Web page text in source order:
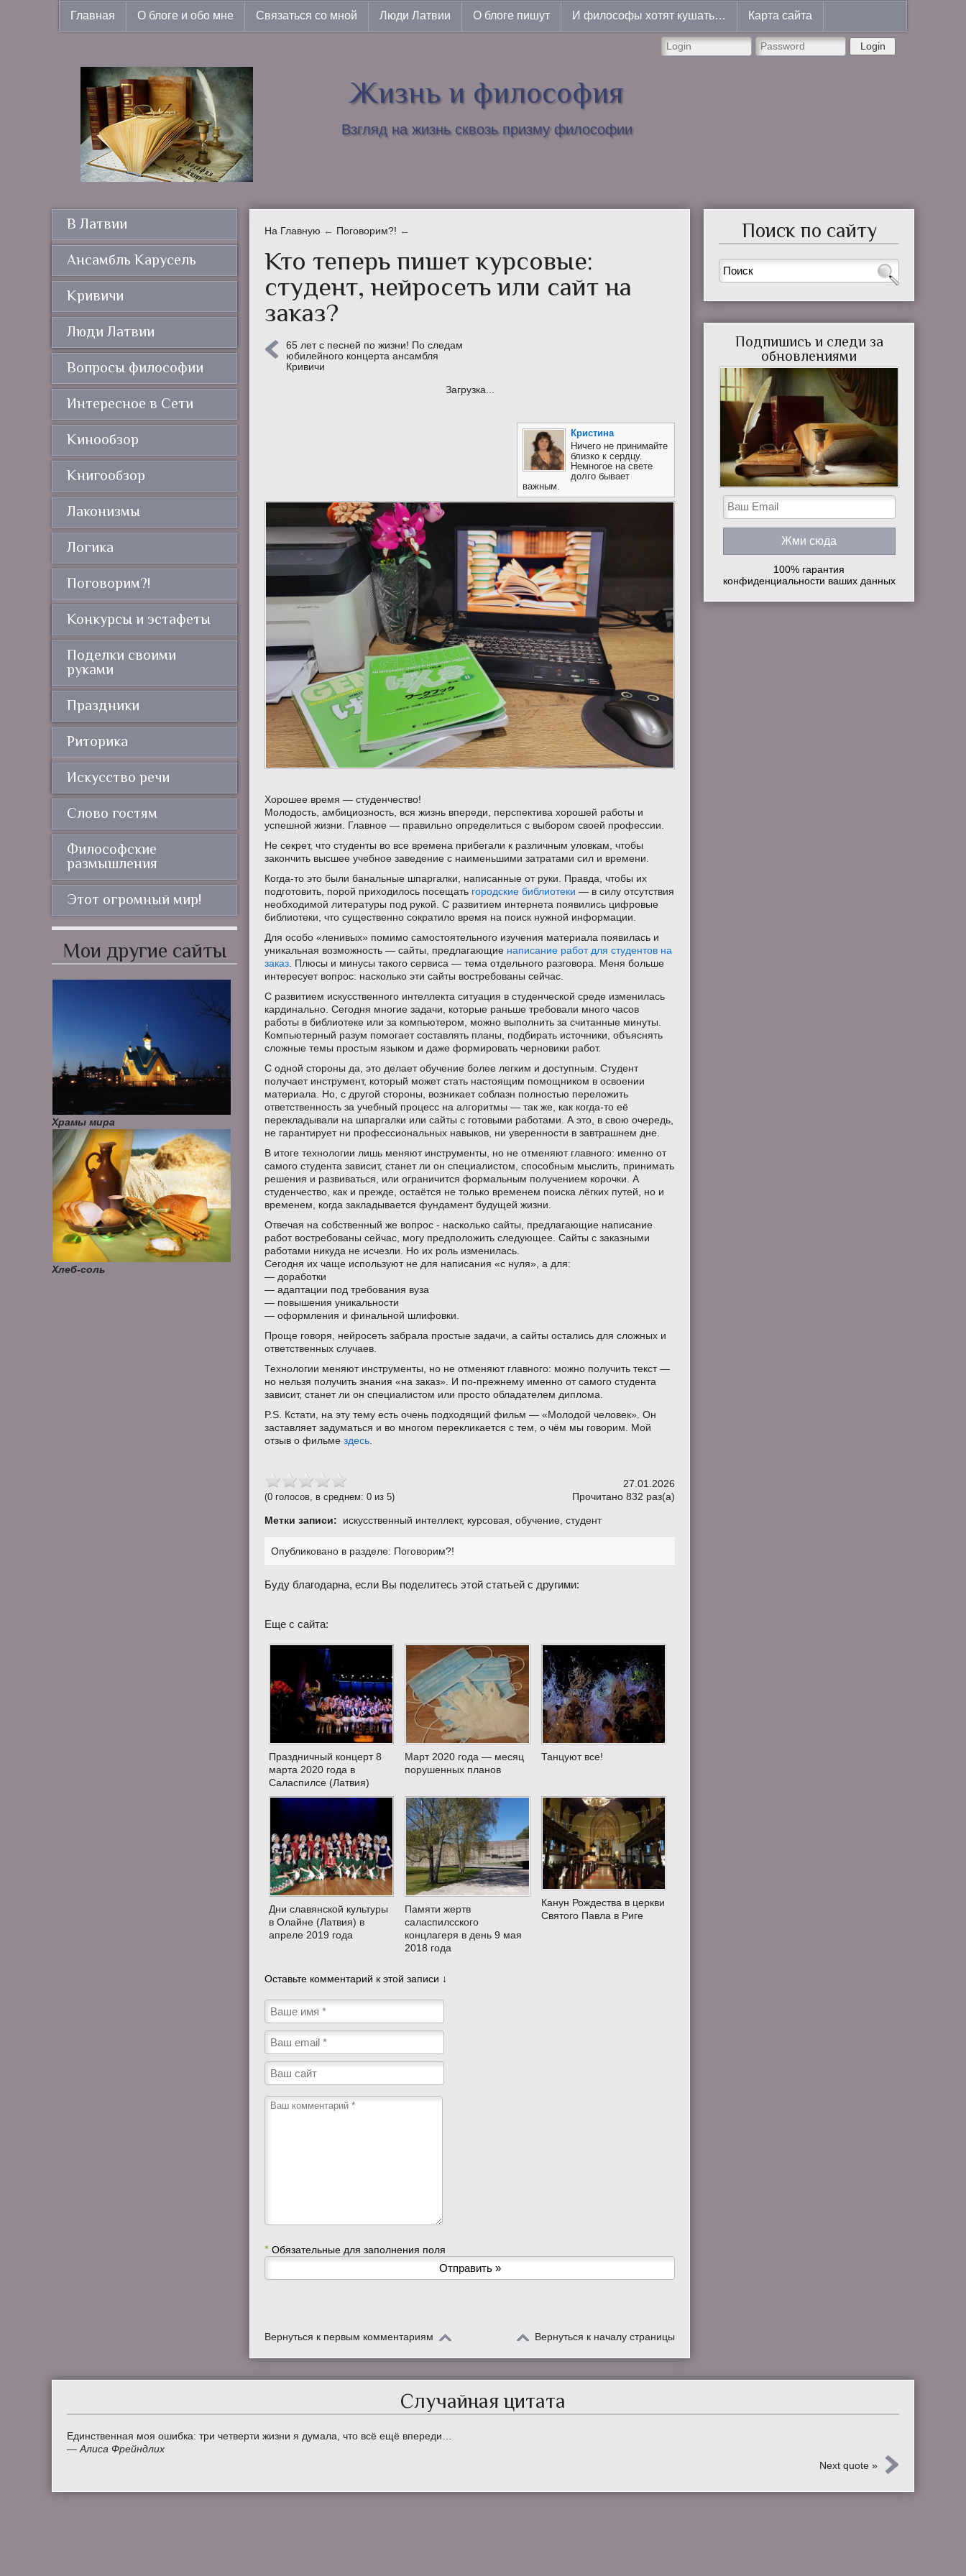
Главная О блоге и обо мне Связаться со мной Люди Латвии О блоге пишут И философы хотят кушать… Карта сайта
Login
Жизнь и философия
Взгляд на жизнь сквозь призму философии
На Главную ← Поговорим?! ←
Кто теперь пишет курсовые:
студент, нейросеть или сайт на
заказ?
65 лет с песней по жизни! По следам
юбилейного концерта ансамбля
Кривичи
Загрузка...
Кристина
Ничего не принимайте
близко к сердцу.
Немногое на свете
долго бывает
важным.
Хорошее время — студенчество!
Молодость, амбициозность, вся жизнь впереди, перспектива хорошей работы и
успешной жизни. Главное — правильно определиться с выбором своей профессии.
Не секрет, что студенты во все времена прибегали к различным уловкам, чтобы
закончить высшее учебное заведение с наименьшими затратами сил и времени.
Когда-то это были банальные шпаргалки, написанные от руки. Правда, чтобы их
подготовить, порой приходилось посещать городские библиотеки — в силу отсутствия
необходимой литературы под рукой. С развитием интернета появились цифровые
библиотеки, что существенно сократило время на поиск нужной информации.
Для особо «ленивых» помимо самостоятельного изучения материала появилась и
уникальная возможность — сайты, предлагающие написание работ для студентов на
заказ . Плюсы и минусы такого сервиса — тема отдельного разговора. Меня больше
интересует вопрос: насколько эти сайты востребованы сейчас.
С развитием искусственного интеллекта ситуация в студенческой среде изменилась
кардинально. Сегодня многие задачи, которые раньше требовали много часов
работы в библиотеке или за компьютером, можно выполнить за считанные минуты.
Компьютерный разум помогает составлять планы, подбирать источники, объяснять
сложные темы простым языком и даже формировать черновики работ.
С одной стороны да, это делает обучение более легким и доступным. Студент
получает инструмент, который может стать настоящим помощником в освоении
материала. Но, с другой стороны, возникает соблазн полностью переложить
ответственность за учебный процесс на алгоритмы — так же, как когда-то её
перекладывали на шпаргалки или сайты с готовыми работами. А это, в свою очередь,
не гарантирует ни профессиональных навыков, ни уверенности в завтрашнем дне.
В итоге технологии лишь меняют инструменты, но не отменяют главного: именно от
самого студента зависит, станет ли он специалистом, способным мыслить, принимать
решения и развиваться, или ограничится формальным получением корочки. А
студенчество, как и прежде, остаётся не только временем поиска лёгких путей, но и
временем, когда закладывается фундамент будущей жизни.
Отвечая на собственный же вопрос - насколько сайты, предлагающие написание
работ востребованы сейчас, могу предположить следующее. Сайты с заказными
работами никуда не исчезли. Но их роль изменилась.
Сегодня их чаще используют не для написания «с нуля», а для:
— доработки
— адаптации под требования вуза
— повышения уникальности
— оформления и финальной шлифовки.
Проще говоря, нейросеть забрала простые задачи, а сайты остались для сложных и
ответственных случаев.
Технологии меняют инструменты, но не отменяют главного: можно получить текст —
но нельзя получить знания «на заказ». И по-прежнему именно от самого студента
зависит, станет ли он специалистом или просто обладателем диплома.
P.S. Кстати, на эту тему есть очень подходящий фильм — «Молодой человек». Он
заставляет задуматься и во многом перекликается с тем, о чём мы говорим. Мой
отзыв о фильмездесь
(0 голосов, в среднем: 0 из 5)
27.01.2026
Прочитано 832 раз(a)
Метки записи: искусственный интеллект, курсовая ,обучение ,студент
Опубликовано в разделе: Поговорим?!
Буду благодарна, если Вы поделитесь этой статьей с другими:
Еще с сайта:
Праздничный концерт 8
марта 2020 года в
Саласпилсе (Латвия)
Март 2020 года — месяц
порушенных планов
Танцуют все!
Дни славянской культуры
в Олайне (Латвия) в
апреле 2019 года
Памяти жертв
саласпилсского
концлагеря в день 9 мая
2018 года
Канун Рождества в церкви
Святого Павла в Риге
Оставьте комментарий к этой записи ↓
* Обязательные для заполнения поля
Вернуться к первым комментариям Вернуться к началу страницы
В Латвии
Ансамбль Карусель
Кривичи
Люди Латвии
Вопросы философии
Интересное в Сети
Кинообзор
Книгообзор
Лаконизмы
Логика
Поговорим?!
Конкурсы и эстафеты
Поделки своими
руками
Праздники
Риторика
Искусство речи
Слово гостям
Философские
размышления
Этот огромный мир!
Мои другие сайты
Храмы мира
Хлеб-соль
Поиск по сайту
Подпишись и следи за
обновлениями
100% гарантия
конфиденциальности ваших данных
Случайная цитата
Единственная моя ошибка: три четверти жизни я думала, что всё ещё впереди…
— Алиса Фрейндлих
Next quote »